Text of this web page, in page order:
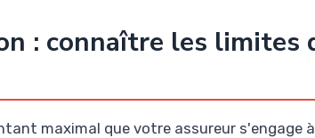
: connaître les limites
maximal que votre assureur s'engage